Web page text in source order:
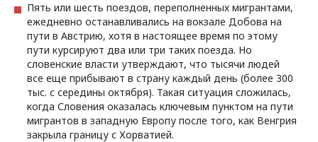
Пять или шесть поездов, переполненных мигрантами,
ежедневно останавливались на вокзале Добова на
пути в Австрию, хотя в настоящее время по этому
пути курсируют два или три таких поезда. Но
словенские власти утверждают, что тысячи людей
все еще прибывают в страну каждый день (более 300
тыс. с середины октября). Такая ситуация сложилась,
когда Словения оказалась ключевым пунктом на пути
мигрантов в западную Европу после того, как Венгрия
закрыла границу с Хорватией.